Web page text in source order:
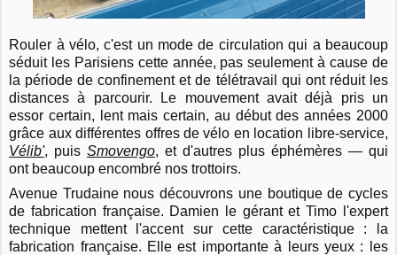
Rouler à vélo, c'est un mode de circulation qui a beaucoup
séduit les Parisiens cette année, pas seulement à cause de
la période de confinement et de télétravail qui ont réduit les
distances à parcourir. Le mouvement avait déjà pris un
essor certain, lent mais certain, au début des années 2000
grâce aux différentes offres de vélo en location libre-service,
Vélib', puisSmovengo, et d'autres plus éphémères — qui
ont beaucoup encombré nos trottoirs.
Avenue Trudaine nous découvrons une boutique de cycles
de fabrication française. Damien le gérant et Timo l'expert
technique mettent l'accent sur cette caractéristique : la
fabrication française. Elle est importante à leurs yeux : les